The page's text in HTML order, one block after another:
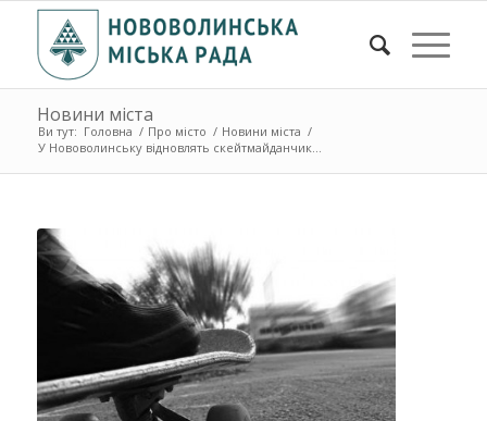
Новини міста
Ви тут: Головна / Про місто / Новини міста /
У Нововолинську відновлять скейтмайданчик...